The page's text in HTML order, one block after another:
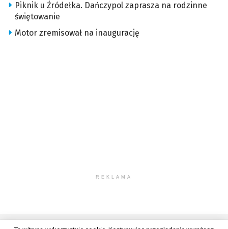
Piknik u Źródełka. Dańczypol zaprasza na rodzinne
świętowanie
Motor zremisował na inaugurację
REKLAMA